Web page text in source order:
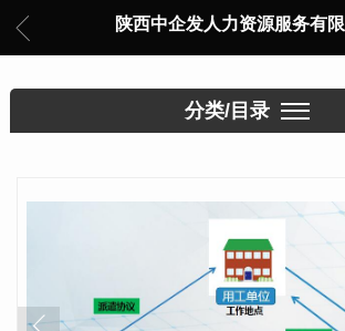
陕西中企发人力资源服务有限
分类/目录